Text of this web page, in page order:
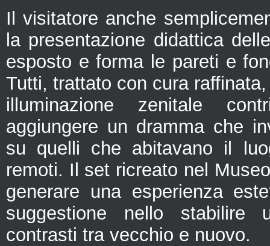
Il visitatore anche
la presentazione didattica
esposto e forma le pareti e
Tutti, trattato con cura
illuminazione zenitale
aggiungere un dramma che
su quelli che abitavano il
remoti. Il set ricreato nel
generare una esperienza
suggestione nello stabilire
contrasti tra vecchio e nuovo.